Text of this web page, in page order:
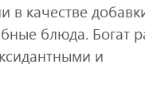
в качестве
блюда. Богат
и